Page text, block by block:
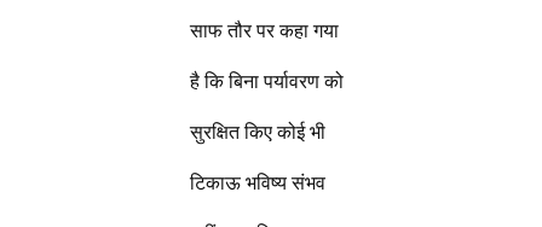
साफ तौर पर कहा गया
है कि बिना पर्यावरण को
सुरक्षित किए कोई भी
टिकाऊ भविष्य संभव